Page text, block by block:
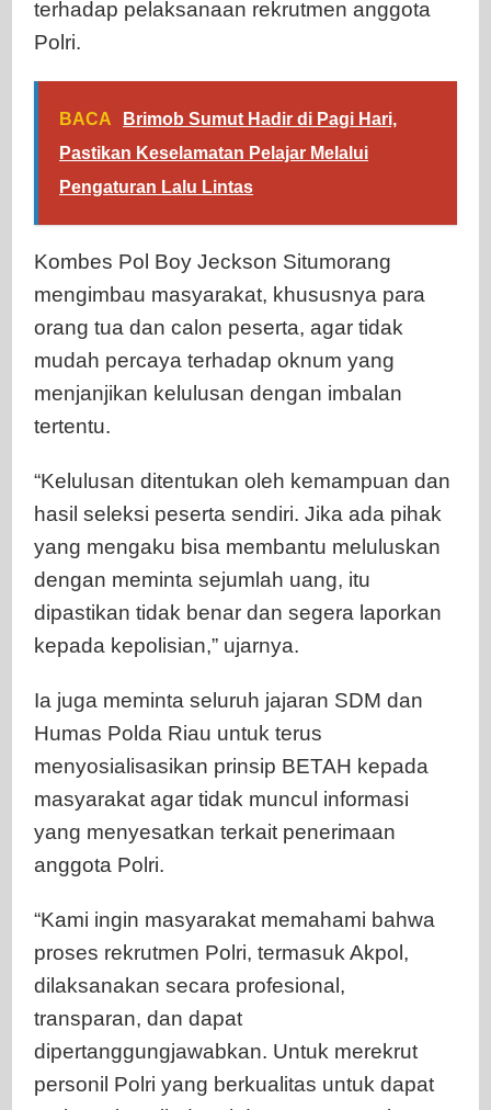
terhadap pelaksanaan rekrutmen anggota
Polri.
BACA
Brimob Sumut Hadir di Pagi Hari,
Pastikan Keselamatan Pelajar Melalui
Pengaturan Lalu Lintas
Kombes Pol Boy Jeckson Situmorang
mengimbau masyarakat, khususnya para
orang tua dan calon peserta, agar tidak
mudah percaya terhadap oknum yang
menjanjikan kelulusan dengan imbalan
tertentu.
“Kelulusan ditentukan oleh kemampuan dan
hasil seleksi peserta sendiri. Jika ada pihak
yang mengaku bisa membantu meluluskan
dengan meminta sejumlah uang, itu
dipastikan tidak benar dan segera laporkan
kepada kepolisian,” ujarnya.
Ia juga meminta seluruh jajaran SDM dan
Humas Polda Riau untuk terus
menyosialisasikan prinsip BETAH kepada
masyarakat agar tidak muncul informasi
yang menyesatkan terkait penerimaan
anggota Polri.
“Kami ingin masyarakat memahami bahwa
proses rekrutmen Polri, termasuk Akpol,
dilaksanakan secara profesional,
transparan, dan dapat
dipertanggungjawabkan. Untuk merekrut
personil Polri yang berkualitas untuk dapat